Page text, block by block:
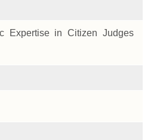
Expertise in Citizen Judges